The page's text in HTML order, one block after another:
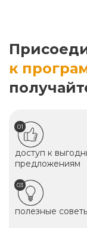
к
01
доступ к
предложениям
03
полезные